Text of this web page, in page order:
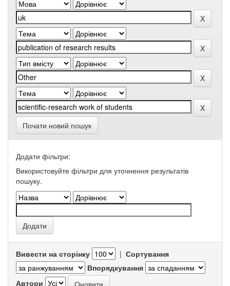
Почати новий пошук
Додати фільтри:
Використовуйте фільтри для уточнення результатів
пошуку.
Вивести на сторінку | Сортування
Впорядкування
Автори